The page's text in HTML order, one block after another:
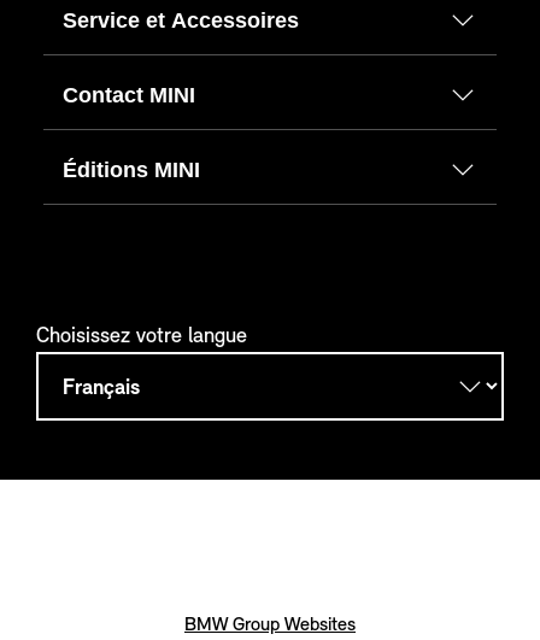
Service et Accessoires
Contact MINI
Éditions MINI
Choisissez votre langue
BMW Group Websites